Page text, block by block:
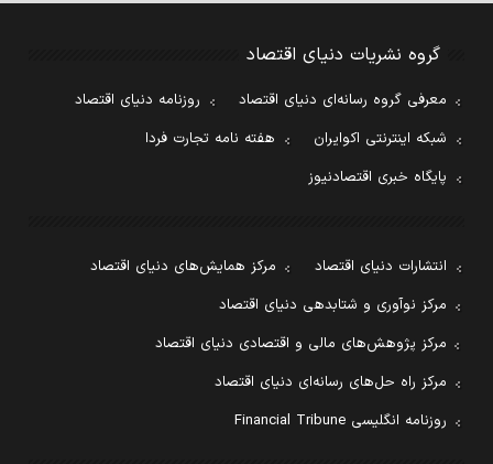
گروه نشریات دنیای اقتصاد
معرفی گروه رسانه‌ای دنیای اقتصاد
روزنامه دنیای اقتصاد
شبکه اینترنتی اکوایران
هفته نامه تجارت فردا
پایگاه خبری اقتصادنیوز
انتشارات دنیای اقتصاد
مرکز همایش‌های دنیای اقتصاد
مرکز نوآوری و شتابدهی دنیای اقتصاد
مرکز پژوهش‌های مالی و اقتصادی دنیای اقتصاد
مرکز راه حل‌های رسانه‌ای دنیای اقتصاد
روزنامه انگلیسی Financial Tribune